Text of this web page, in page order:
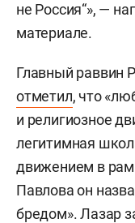
не Россия“», —
материале.
Главный раввин
отметил, что
и религиозное
легитимная
движением в
Павлова он
бредом». Лазар